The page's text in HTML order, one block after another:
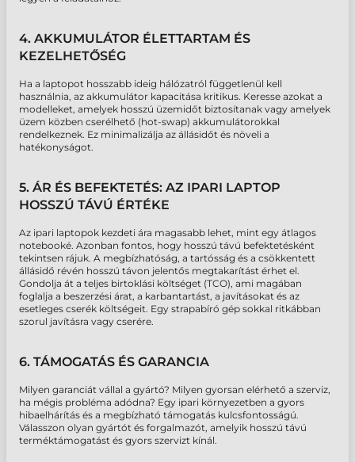
4. AKKUMULÁTOR ÉLETTARTAM ÉS
KEZELHETŐSÉG
Ha a laptopot hosszabb ideig hálózatról függetlenül kell
használnia, az akkumulátor kapacitása kritikus. Keresse azokat a
modelleket, amelyek hosszú üzemidőt biztosítanak vagy amelyek
üzem közben cserélhető (hot-swap) akkumulátorokkal
rendelkeznek. Ez minimalizálja az állásidőt és növeli a
hatékonyságot.
5. ÁR ÉS BEFEKTETÉS: AZ IPARI LAPTOP
HOSSZÚ TÁVÚ ÉRTÉKE
Az ipari laptopok kezdeti ára magasabb lehet, mint egy átlagos
notebooké. Azonban fontos, hogy hosszú távú befektetésként
tekintsen rájuk. A megbízhatóság, a tartósság és a csökkentett
állásidő révén hosszú távon jelentős megtakarítást érhet el.
Gondolja át a teljes birtoklási költséget (TCO), ami magában
foglalja a beszerzési árat, a karbantartást, a javításokat és az
esetleges cserék költségeit. Egy strapabíró gép sokkal ritkábban
szorul javításra vagy cserére.
6. TÁMOGATÁS ÉS GARANCIA
Milyen garanciát vállal a gyártó? Milyen gyorsan elérhető a szerviz,
ha mégis probléma adódna? Egy ipari környezetben a gyors
hibaelhárítás és a megbízható támogatás kulcsfontosságú.
Válasszon olyan gyártót és forgalmazót, amelyik hosszú távú
terméktámogatást és gyors szervizt kínál.